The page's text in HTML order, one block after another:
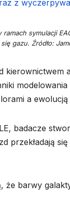
symulacji
gazu. Źródło:
a ewolucją
badacze
przekładają
że barwy